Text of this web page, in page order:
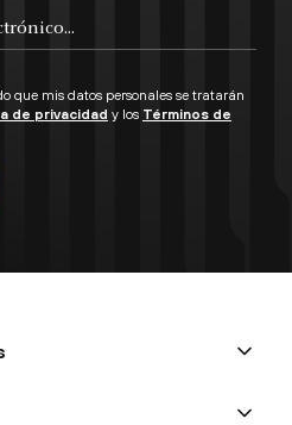
que mis datos personales se tratarán
de privacidad y los Términos de